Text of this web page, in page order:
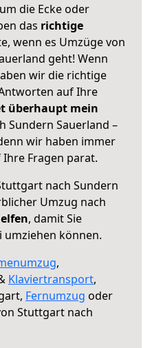
die Ecke oder
das richtige
wenn es Umzüge von
geht! Wenn
wir die richtige
auf Ihre
überhaupt mein
Sundern Sauerland –
wir haben immer
Fragen parat.
nach Sundern
Umzug nach
, damit Sie
können.
,
Klaviertransport,
Fernumzug oder
Stuttgart nach